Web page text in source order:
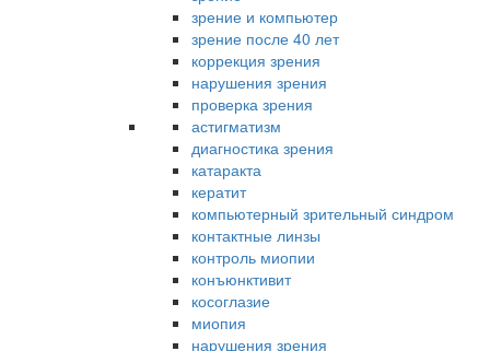
зрение и компьютер
зрение после 40 лет
коррекция зрения
нарушения зрения
проверка зрения
астигматизм
диагностика зрения
катаракта
кератит
компьютерный зрительный синдром
контактные линзы
контроль миопии
конъюнктивит
косоглазие
миопия
нарушения зрения